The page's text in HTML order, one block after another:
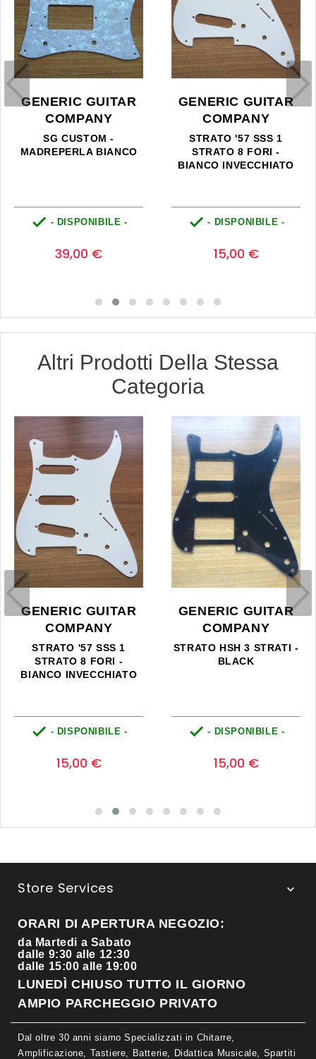
GENERIC GUITAR
COMPANY
SG CUSTOM -
MADREPERLA BIANCO
 - DISPONIBILE -
39,00 €
GENERIC GUITAR
COMPANY
STRATO '57 SSS 1
STRATO 8 FORI -
BIANCO INVECCHIATO
 - DISPONIBILE -
15,00 €
Altri Prodotti Della Stessa
Categoria
GENERIC GUITAR
COMPANY
STRATO '57 SSS 1
STRATO 8 FORI -
BIANCO INVECCHIATO
 - DISPONIBILE -
15,00 €
GENERIC GUITAR
COMPANY
STRATO HSH 3 STRATI -
BLACK
 - DISPONIBILE -
15,00 €
Store Services 
ORARI DI APERTURA NEGOZIO:
da Martedi a Sabato
dalle 9:30 alle 12:30
dalle 15:00 alle 19:00
LUNEDÌ CHIUSO TUTTO IL GIORNO
AMPIO PARCHEGGIO PRIVATO
Dal oltre 30 anni siamo Specializzati in Chitarre,
Amplificazione, Tastiere, Batterie, Didattica Musicale, Spartiti